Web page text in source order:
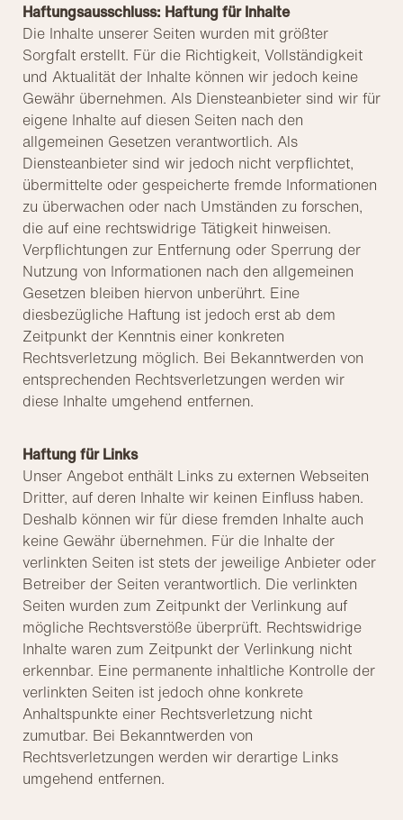
Haftungsausschluss: Haftung für Inhalte
Die Inhalte unserer Seiten wurden mit größter
Sorgfalt erstellt. Für die Richtigkeit, Vollständigkeit
und Aktualität der Inhalte können wir jedoch keine
Gewähr übernehmen. Als Diensteanbieter sind wir für
eigene Inhalte auf diesen Seiten nach den
allgemeinen Gesetzen verantwortlich. Als
Diensteanbieter sind wir jedoch nicht verpflichtet,
übermittelte oder gespeicherte fremde Informationen
zu überwachen oder nach Umständen zu forschen,
die auf eine rechtswidrige Tätigkeit hinweisen.
Verpflichtungen zur Entfernung oder Sperrung der
Nutzung von Informationen nach den allgemeinen
Gesetzen bleiben hiervon unberührt. Eine
diesbezügliche Haftung ist jedoch erst ab dem
Zeitpunkt der Kenntnis einer konkreten
Rechtsverletzung möglich. Bei Bekanntwerden von
entsprechenden Rechtsverletzungen werden wir
diese Inhalte umgehend entfernen.
Haftung für Links
Unser Angebot enthält Links zu externen Webseiten
Dritter, auf deren Inhalte wir keinen Einfluss haben.
Deshalb können wir für diese fremden Inhalte auch
keine Gewähr übernehmen. Für die Inhalte der
verlinkten Seiten ist stets der jeweilige Anbieter oder
Betreiber der Seiten verantwortlich. Die verlinkten
Seiten wurden zum Zeitpunkt der Verlinkung auf
mögliche Rechtsverstöße überprüft. Rechtswidrige
Inhalte waren zum Zeitpunkt der Verlinkung nicht
erkennbar. Eine permanente inhaltliche Kontrolle der
verlinkten Seiten ist jedoch ohne konkrete
Anhaltspunkte einer Rechtsverletzung nicht
zumutbar. Bei Bekanntwerden von
Rechtsverletzungen werden wir derartige Links
umgehend entfernen.